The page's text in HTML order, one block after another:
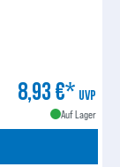
8,93 €* UVP
Auf Lager